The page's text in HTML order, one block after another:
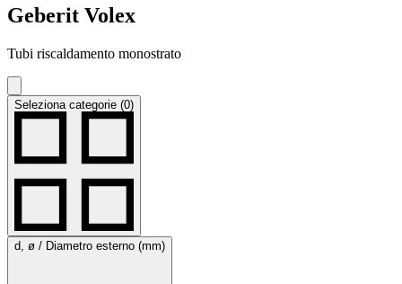
Geberit Volex
Tubi riscaldamento monostrato
Seleziona categorie (0)
d, ø / Diametro esterno (mm)